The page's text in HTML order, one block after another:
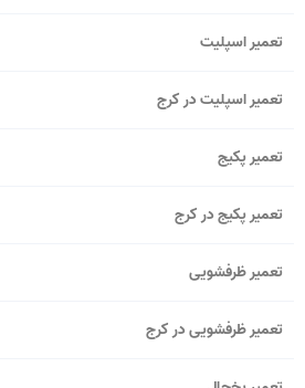
تعمیر اسپلیت
تعمیر اسپلیت در کرج
تعمیر پکیج
تعمیر پکیج در کرج
تعمیر ظرفشویی
تعمیر ظرفشویی در کرج